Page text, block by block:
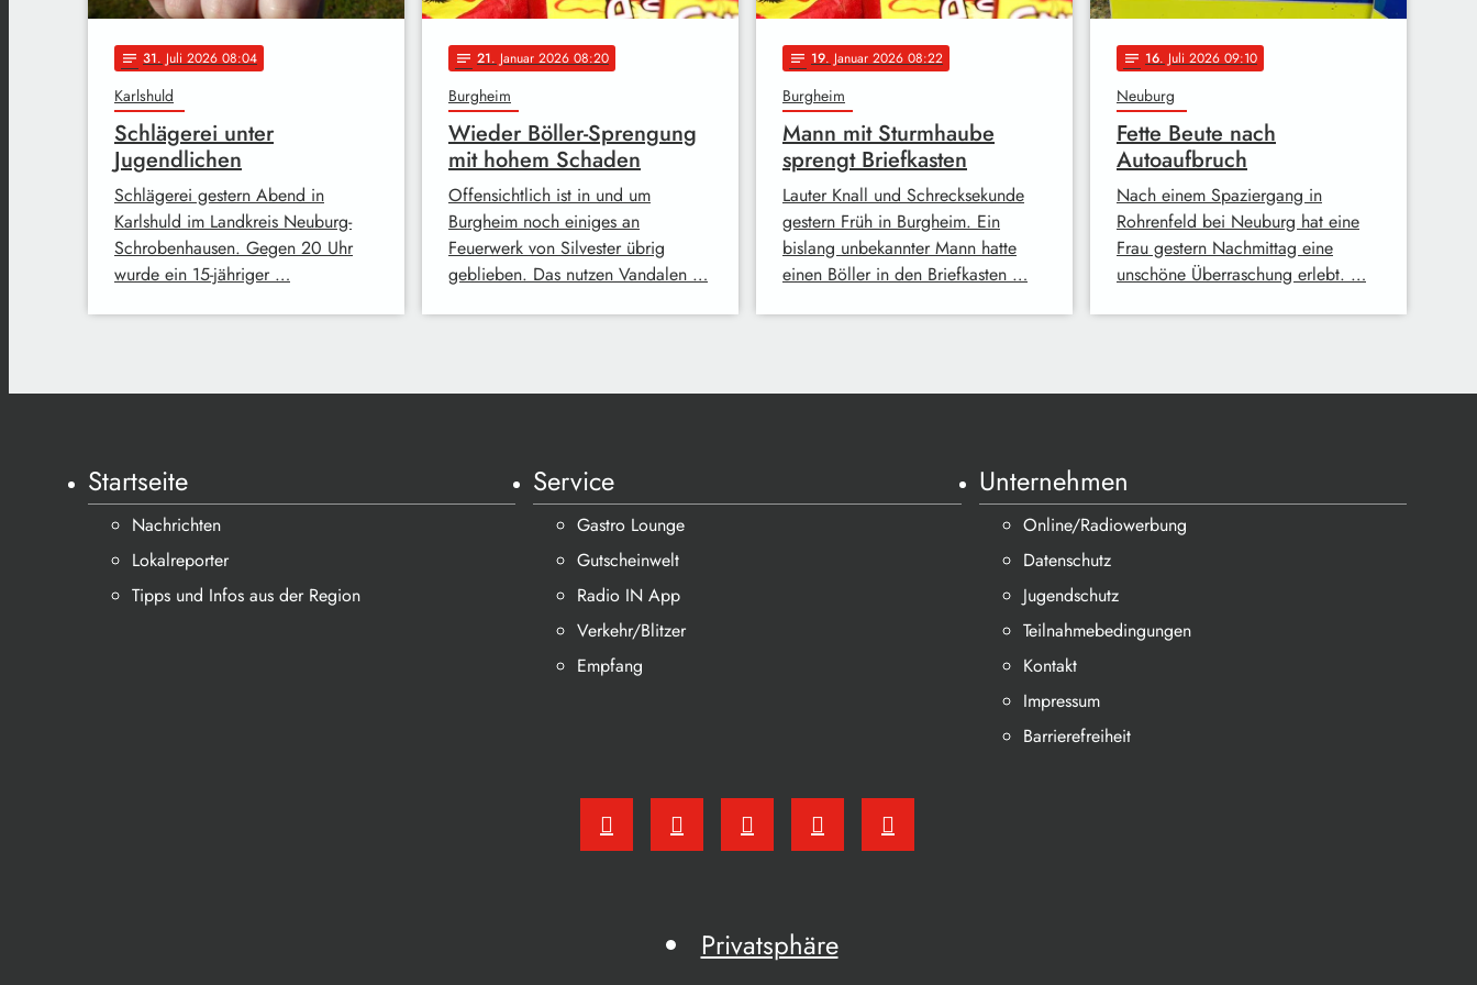
notes 31. Juli 2026 08:04
Karlshuld
Schlägerei unter
Jugendlichen
Schlägerei gestern Abend in
Karlshuld im Landkreis Neuburg-
Schrobenhausen. Gegen 20 Uhr
wurde ein 15-jähriger …
notes 21. Januar 2026 08:20
Burgheim
Wieder Böller-Sprengung
mit hohem Schaden
Offensichtlich ist in und um
Burgheim noch einiges an
Feuerwerk von Silvester übrig
geblieben. Das nutzen Vandalen …
notes 19. Januar 2026 08:22
Burgheim
Mann mit Sturmhaube
sprengt Briefkasten
Lauter Knall und Schrecksekunde
gestern Früh in Burgheim. Ein
bislang unbekannter Mann hatte
einen Böller in den Briefkasten …
notes 16. Juli 2026 09:10
Neuburg
Fette Beute nach
Autoaufbruch
Nach einem Spaziergang in
Rohrenfeld bei Neuburg hat eine
Frau gestern Nachmittag eine
unschöne Überraschung erlebt. …
Startseite
Nachrichten
Lokalreporter
Tipps und Infos aus der Region
Service
Gastro Lounge
Gutscheinwelt
Radio IN App
Verkehr/Blitzer
Empfang
Unternehmen
Online/Radiowerbung
Datenschutz
Jugendschutz
Teilnahmebedingungen
Kontakt
Impressum
Barrierefreiheit
Privatsphäre